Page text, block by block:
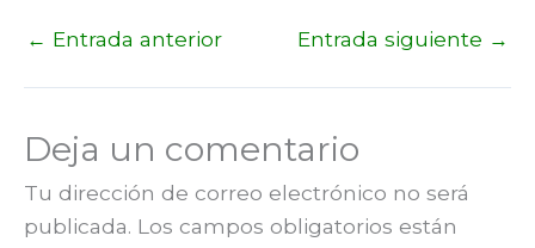
← Entrada anterior Entrada siguiente →
Deja un comentario
Tu dirección de correo electrónico no será
publicada. Los campos obligatorios están